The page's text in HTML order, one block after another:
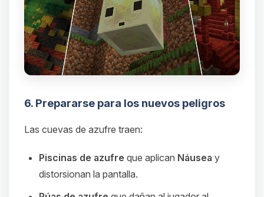
6. Prepararse para los nuevos peligros
Las cuevas de azufre traen:
Piscinas de azufre que aplican Náusea y
distorsionan la pantalla.